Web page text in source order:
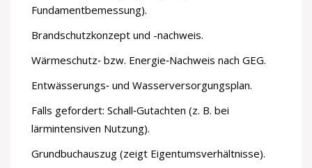
Fundamentbemessung).
Brandschutzkonzept und -nachweis.
Wärmeschutz‑ bzw. Energie‑Nachweis nach GEG.
Entwässerungs‑ und Wasserversorgungsplan.
Falls gefordert: Schall‑Gutachten (z. B. bei
lärmintensiven Nutzung).
Grundbuchauszug (zeigt Eigentumsverhältnisse).